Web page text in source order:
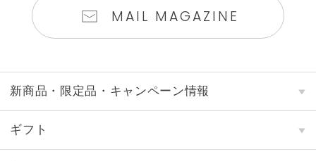
MAIL MAGAZINE
新商品・限定品・キャンペーン情報
ギフト